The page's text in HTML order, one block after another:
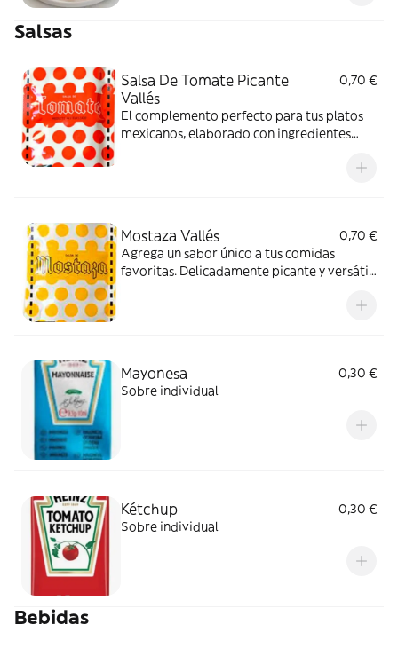
Salsas
Salsa De Tomate Picante
Vallés
0,70 €
El complemento perfecto para tus platos
mexicanos, elaborado con ingredientes
Mostaza Vallés
0,70 €
Agrega un sabor único a tus comidas
favoritas. Delicadamente picante y versátil
Mayonesa
0,30 €
Sobre individual
Kétchup
0,30 €
Sobre individual
Bebidas